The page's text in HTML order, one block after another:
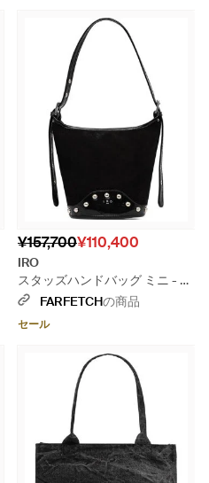
¥157,700¥110,400
IRO
スタッズハンドバッグ ミニ - ブ
ラックFARFETCHの商品
セール